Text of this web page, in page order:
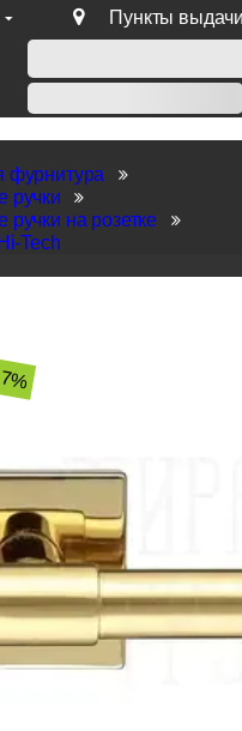
Пункты выдачи
руб продукции
фурнитура
ручки
на розетке
Tech